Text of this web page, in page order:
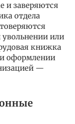
и заверяются
отдела
или
книжка
оформлении
—